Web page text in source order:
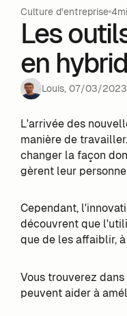
Culture d'entreprise
Les
en
Louis,07/03/2023
L'arrivée des
manière de
changer la façon
gèrent leur
Cependant,
découvrent que
que de les affaiblir,
Vous trouverez
peuvent aider à